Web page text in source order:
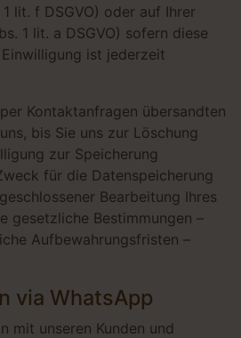
lit. f DSGVO) oder auf Ihrer
1 lit. a DSGVO) sofern diese
ist jederzeit
Kontaktanfragen übersandten
bis Sie uns zur Löschung
zur Speicherung
für die Datenspeicherung
Bearbeitung Ihres
gesetzliche Bestimmungen –
Aufbewahrungsfristen –
via WhatsApp
mit unseren Kunden und